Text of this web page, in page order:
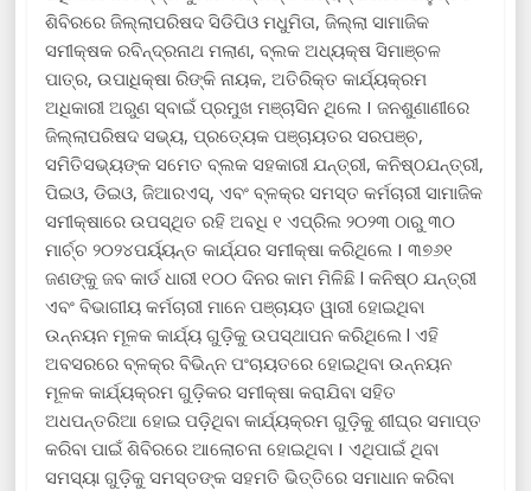
ଶିବିରରେ ଜିଲ୍ଲାପରିଷଦ ସିଡିପିଓ ମଧୁମିତା, ଜିଲ୍ଲା ସାମାଜିକ
ସମୀକ୍ଷକ ରବିନ୍ଦ୍ରନାଥ ମଲାଣ, ବ୍ଲକ ଅଧ୍ୟକ୍ଷ ସିମାଞ୍ଚଳ
ପାତ୍ର, ଉପାଧିକ୍ଷା ରିଙ୍କି ନାୟକ, ଅତିରିକ୍ତ କାର୍ଯ୍ୟକ୍ରମ
ଅଧିକାରୀ ଅରୁଣ ସ୍ବାଇଁ ପ୍ରମୁଖ ମଞ୍ଚାସିନ ଥିଲେ I ଜନଶୁଣାଣୀରେ
ଜିଲ୍ଲାପରିଷଦ ସଭ୍ୟ, ପ୍ରତ୍ୟେକ ପଞ୍ଚାୟତର ସରପଞ୍ଚ,
ସମିତିସଭ୍ୟଙ୍କ ସମେତ ବ୍ଲକ ସହକାରୀ ଯନ୍ତ୍ରୀ, କନିଷ୍ଠଯନ୍ତ୍ରୀ,
ପିଇଓ, ଡିଇଓ, ଜିଆରଏସ୍, ଏବଂ ବ୍ଳକ୍ର ସମସ୍ତ କର୍ମଚାରୀ ସାମାଜିକ
ସମୀକ୍ଷାରେ ଉପସ୍ଥିତ ରହି ଅବଧି ୧ ଏପ୍ରିଲ ୨୦୨୩ ଠାରୁ ୩୦
ମାର୍ଚ୍ଚ ୨୦୨୪ପର୍ୟ୍ୟନ୍ତ କାର୍ଯ୍ଯର ସମୀକ୍ଷା କରିଥିଲେ I ୩୭୬୧
ଜଣଙ୍କୁ ଜବ କାର୍ଡ ଧାରୀ ୧୦୦ ଦିନର କାମ ମିଳିଛି l କନିଷ୍ଠ ଯନ୍ତ୍ରୀ
ଏବଂ ବିଭାଗୀୟ କର୍ମଚାରୀ ମାନେ ପଞ୍ଚାୟତ ୱାରୀ ହୋଇଥିବା
ଉନ୍ନୟନ ମୂଳକ କାର୍ଯ୍ୟ ଗୁଡ଼ିକୁ ଉପସ୍ଥାପନ କରିଥିଲେ l ଏହି
ଅବସରରେ ବ୍ଳକ୍ର ବିଭିନ୍ନ ପଂଚାୟତରେ ହୋଇଥିବା ଉନ୍ନୟନ
ମୂଳକ କାର୍ଯ୍ୟକ୍ରମ ଗୁଡ଼ିକର ସମୀକ୍ଷା କରାଯିବା ସହିତ
ଅଧପନ୍ତରିଆ ହୋଇ ପଡ଼ିଥିବା କାର୍ଯ୍ୟକ୍ରମ ଗୁଡ଼ିକୁ ଶୀଘ୍ର ସମାପ୍ତ
କରିବା ପାଇଁ ଶିବିରରେ ଆଲୋଚନା ହୋଇଥିବା I ଏଥିପାଇଁ ଥିବା
ସମସ୍ୟା ଗୁଡ଼ିକୁ ସମସ୍ତଙ୍କ ସହମତି ଭିତ୍ତିରେ ସମାଧାନ କରିବା